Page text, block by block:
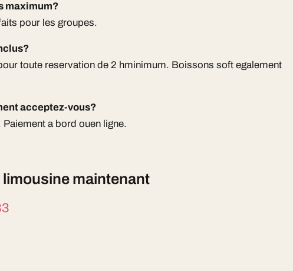
maximum?
pour les groupes.
toute reservation de 2 hminimum. Boissons soft egalement
acceptez-vous?
a bord ouen ligne.
maintenant